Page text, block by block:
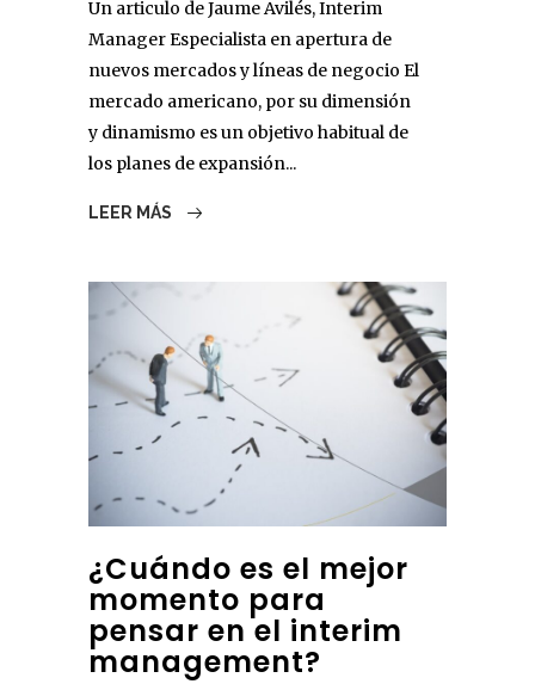
Un articulo de Jaume Avilés, Interim
Manager Especialista en apertura de
nuevos mercados y líneas de negocio El
mercado americano, por su dimensión
y dinamismo es un objetivo habitual de
los planes de expansión...
LEER MÁS
¿Cuándo es el mejor
momento para
pensar en el interim
management?